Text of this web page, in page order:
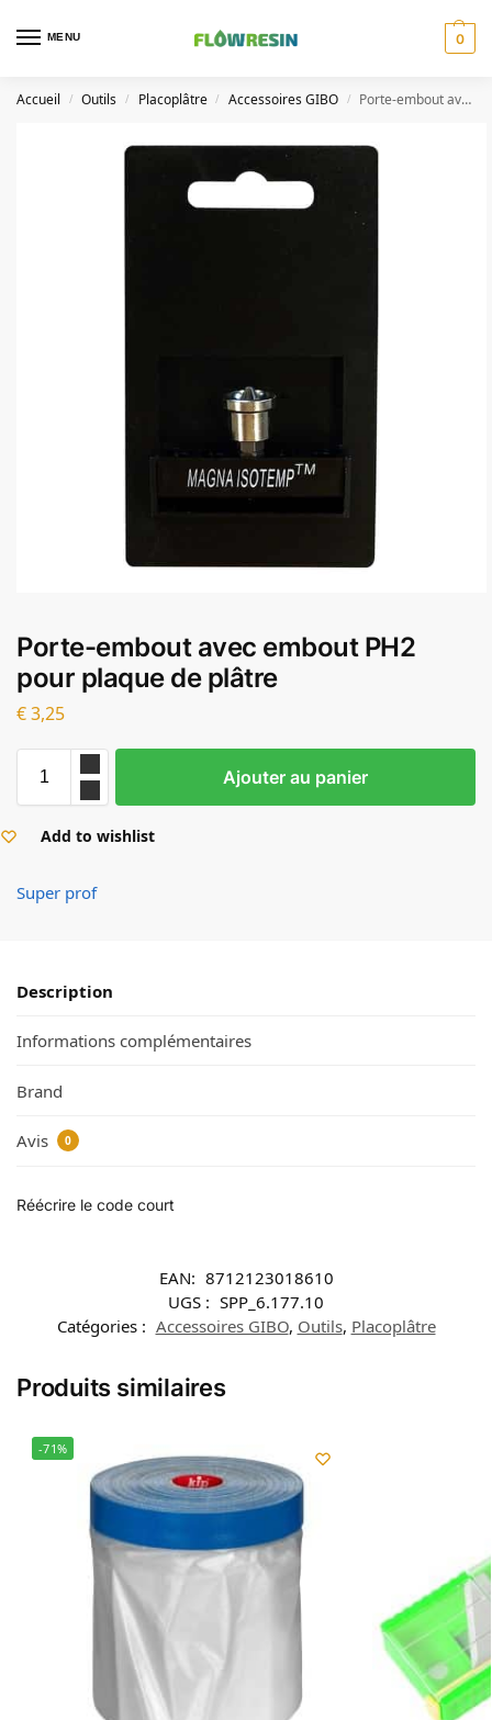
MENU 0
Accueil / Outils / Placoplâtre / Accessoires GIBO / Porte-embout avec embout PH2 pour plaque de plâtre
Porte-embout avec embout PH2
pour plaque de plâtre
€3,25
Ajouter au panier
Add to wishlist
Super prof
Description
Informations complémentaires
Brand
Avis 0
Réécrire le code court
EAN: 8712123018610
UGS : SPP_6.177.10
Catégories : Accessoires GIBO, Outils, Placoplâtre
Produits similaires
-71%